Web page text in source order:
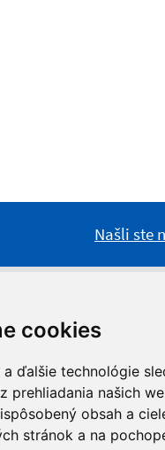
cookies
ďalšie technológie
prehliadania našich
obsah a
stránok a na
Našli ste